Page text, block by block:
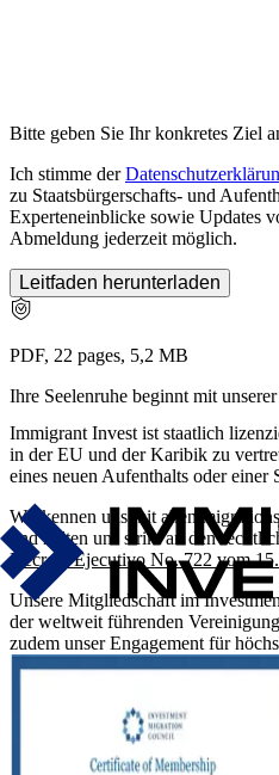
Bitte geben Sie Ihr konkretes Ziel
Ich stimme der
zu Staatsbürgerschafts- und
Experteneinblicke sowie Updates
Abmeldung jederzeit möglich.
Leitfaden herunterladen
PDF, 22 pages, 5,2 MB
Ihre Seelenruhe beginnt mit
Immigrant Invest ist staatlich
in der EU und der Karibik zu
eines neuen Aufenthalts oder einer
Wir kennen uns mit allen
und halten uns strikt an den
Decreto Ejecutivo No. 722 vom
Unsere Mitgliedschaft im
der weltweit führenden
zudem unser Engagement für